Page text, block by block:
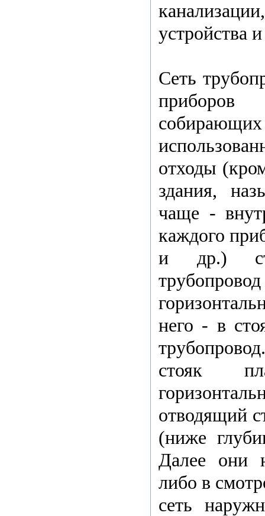
устройства
Сеть
отходы
здания,
чаще -
каждого
и др.)
него - в
стояк
отводящий
(ниже
Далее они
либо в
сеть